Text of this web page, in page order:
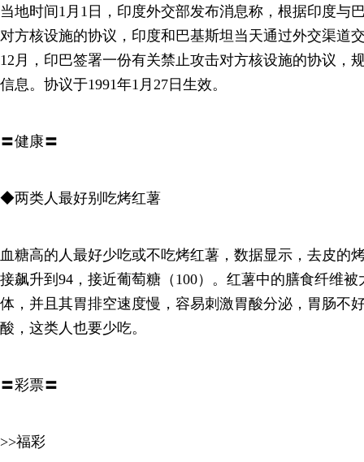
当地时间1月1日，印度外交部发布消息称，根据印度与
对方核设施的协议，印度和巴基斯坦当天通过外交渠道
12月，印巴签署一份有关禁止攻击对方核设施的协议，
信息。协议于1991年1月27日生效。
〓健康〓
◆两类人最好别吃烤红薯
血糖高的人最好少吃或不吃烤红薯，数据显示，去皮的
接飙升到94，接近葡萄糖（100）。红薯中的膳食纤维
体，并且其胃排空速度慢，容易刺激胃酸分泌，胃肠不
酸，这类人也要少吃。
〓彩票〓
>>福彩